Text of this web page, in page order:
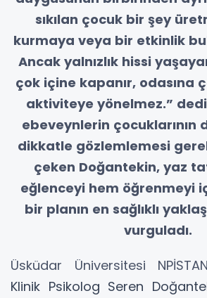
sıkılan çocuk bir şey
kurmaya veya bir etkinlik
Ancak yalnızlık hissi
çok içine kapanır, odasına
aktiviteye yönelmez.”
ebeveynlerin çocuklarının
dikkatle gözlemlemesi
çeken Doğantekin, yaz
eğlenceyi hem öğrenmeyi
bir planın en sağlıklı
vurguladı.
Üsküdar Üniversitesi
Klinik Psikolog Seren